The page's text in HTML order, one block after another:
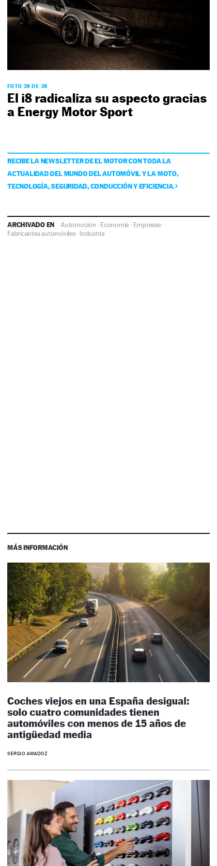
FOTO 28 DE 28
El i8 radicaliza su aspecto gracias
a Energy Motor Sport
RECIBE LA NEWSLETTER DE EL MOTOR CON TODA LA
ACTUALIDAD DEL MUNDO DEL AUTOMÓVIL Y LA MOTO,
TECNOLOGÍA, SEGURIDAD, CONDUCCIÓN Y EFICIENCIA.
ARCHIVADO EN Automoción · Economía · Empresas·
Fabricantes automóviles· Industria
MÁS INFORMACIÓN
Coches viejos en una España desigual:
solo cuatro comunidades tienen
automóviles con menos de 15 años de
antigüedad media
SERGIO AMADOZ